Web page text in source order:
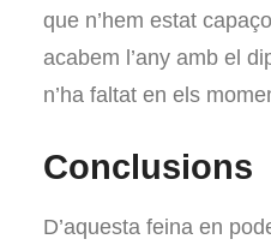
que n’hem estat
acabem l’any amb el
n’ha faltat en els
Conclusions
D’aquesta feina en